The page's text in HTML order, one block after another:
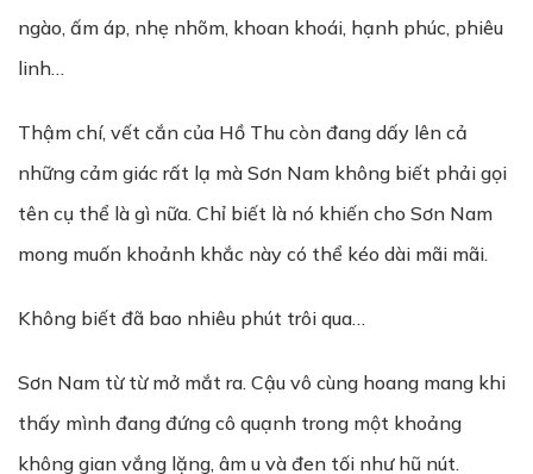
ngào, ấm áp, nhẹ nhõm, khoan khoái, hạnh phúc, phiêu
linh…
Thậm chí, vết cắn của Hồ Thu còn đang dấy lên cả
những cảm giác rất lạ mà Sơn Nam không biết phải gọi
tên cụ thể là gì nữa. Chỉ biết là nó khiến cho Sơn Nam
mong muốn khoảnh khắc này có thể kéo dài mãi mãi.
Không biết đã bao nhiêu phút trôi qua…
Sơn Nam từ từ mở mắt ra. Cậu vô cùng hoang mang khi
thấy mình đang đứng cô quạnh trong một khoảng
không gian vắng lặng, âm u và đen tối như hũ nút.